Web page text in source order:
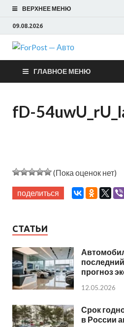
ВЕРХНЕЕ МЕНЮ
09.08.2026
ГЛАВНОЕ МЕНЮ
fD-
(Пока оценок нет)
поделиться
СТАТЬИ
прогноз
12.05.2026
Срок
в России